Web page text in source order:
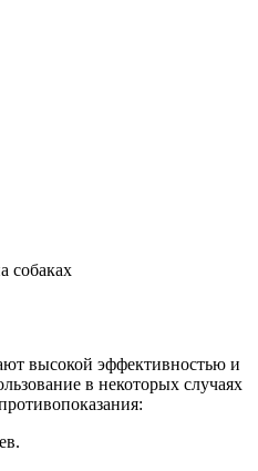
собаках
высокой эффективностью и
в некоторых случаях